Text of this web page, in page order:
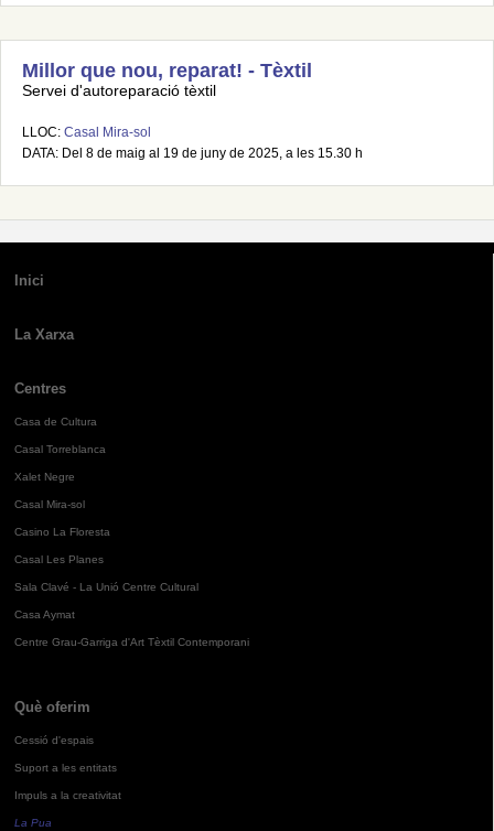
Millor que nou, reparat! - Tèxtil
Servei d'autoreparació tèxtil
LLOC: Casal Mira-sol
DATA: Del 8 de maig al 19 de juny de 2025, a les 15.30 h
Inici
La Xarxa
Centres
Casa de Cultura
Casal Torreblanca
Xalet Negre
Casal Mira-sol
Casino La Floresta
Casal Les Planes
Sala Clavé - La Unió Centre Cultural
Casa Aymat
Centre Grau-Garriga d'Art Tèxtil Contemporani
Què oferim
Cessió d'espais
Suport a les entitats
Impuls a la creativitat
La Pua